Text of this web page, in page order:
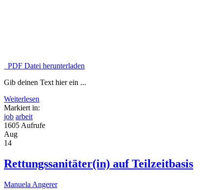
PDF Datei herunterladen
Gib deinen Text hier ein ...
Weiterlesen
Markiert in:
job arbeit
1605 Aufrufe
Aug
14
Rettungssanitäter(in) auf Teilzeitbasis
Manuela Angerer